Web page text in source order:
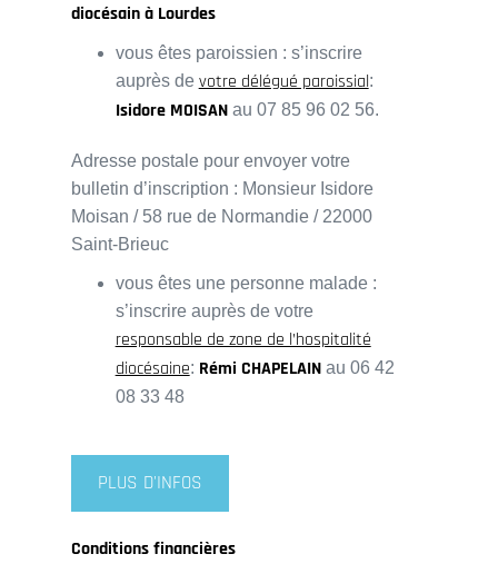
diocésain à Lourdes
vous êtes paroissien : s’inscrire
auprès de votre délégué paroissial:
Isidore MOISAN au 07 85 96 02 56.
Adresse postale pour envoyer votre
bulletin d’inscription : Monsieur Isidore
Moisan / 58 rue de Normandie / 22000
Saint-Brieuc
vous êtes une personne malade :
s’inscrire auprès de votre
responsable de zone de l’hospitalité
diocésaine: Rémi CHAPELAINau 06 42
08 33 48
PLUS D'INFOS
Conditions financières